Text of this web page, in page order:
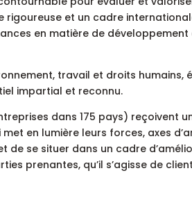
rigoureuse et un cadre
en matière de
travail et droits humains,
impartial et reconnu.
dans 175 pays) reçoivent
en lumière leurs forces, axes
de se situer dans un cadre
prenantes, qu’il s’agisse de